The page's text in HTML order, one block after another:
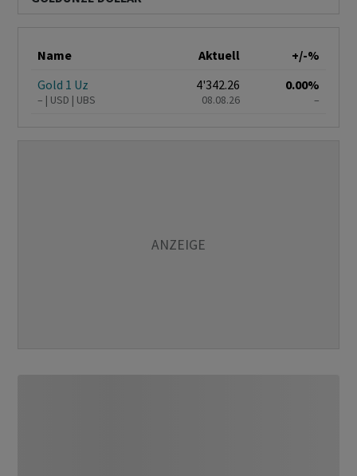
Name Aktuell
+/-%
Gold 1 Uz
– USD UBS
4'342.26
08.08.26
0.00%
–